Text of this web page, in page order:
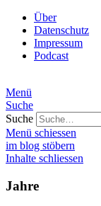
Über
Datenschutz
Impressum
Podcast
Menü
Suche
Suche
Menü schiessen
im blog stöbern
Inhalte schliessen
Jahre